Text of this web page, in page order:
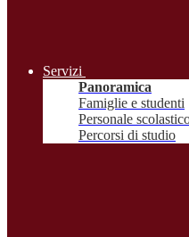
Servizi
Panoramica
Famiglie e studenti
Personale
Percorsi di studio